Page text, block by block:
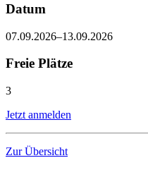
Datum
07.09.2026–13.09.2026
Freie Plätze
3
Jetzt anmelden
Zur Übersicht